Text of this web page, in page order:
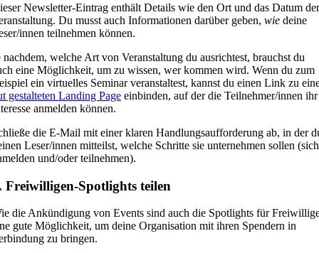
Newsletter-Eintrag enthält Details wie den Ort und das Datum der
Du musst auch Informationen darüber geben, wie deine
innen teilnehmen können.
nachdem, welche Art von Veranstaltung du ausrichtest, brauchst du
eine Möglichkeit, um zu wissen, wer kommen wird. Wenn du zum
ein virtuelles Seminar veranstaltest, kannst du einen Link zu
gestalteten Landing Page einbinden, auf der die Teilnehmer/innen ihr
anmelden können.
die E-Mail mit einer klaren Handlungsaufforderung ab, in der
Leser/innen mitteilst, welche Schritte sie unternehmen sollen (sich
und/oder teilnehmen).
Freiwilligen-Spotlights teilen
die Ankündigung von Events sind auch die Spotlights für
gute Möglichkeit, um deine Organisation mit ihren Spendern in
zu bringen.